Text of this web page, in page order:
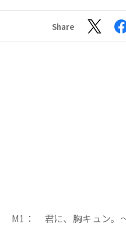
Share
M1： 君に、胸キュン。